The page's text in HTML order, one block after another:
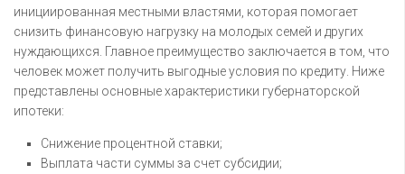
инициированная местными властями, которая помогает
снизить финансовую нагрузку на молодых семей и других
нуждающихся. Главное преимущество заключается в том, что
человек может получить выгодные условия по кредиту. Ниже
представлены основные характеристики губернаторской
ипотеки:
Снижение процентной ставки;
Выплата части суммы за счет субсидии;